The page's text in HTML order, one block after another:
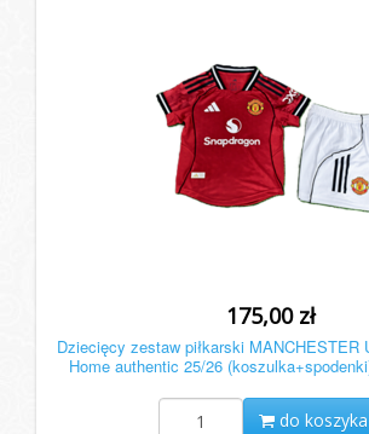
175,00 zł
Dziecięcy zestaw piłkarski MANCHESTER
Home authentic 25/26
do koszyka